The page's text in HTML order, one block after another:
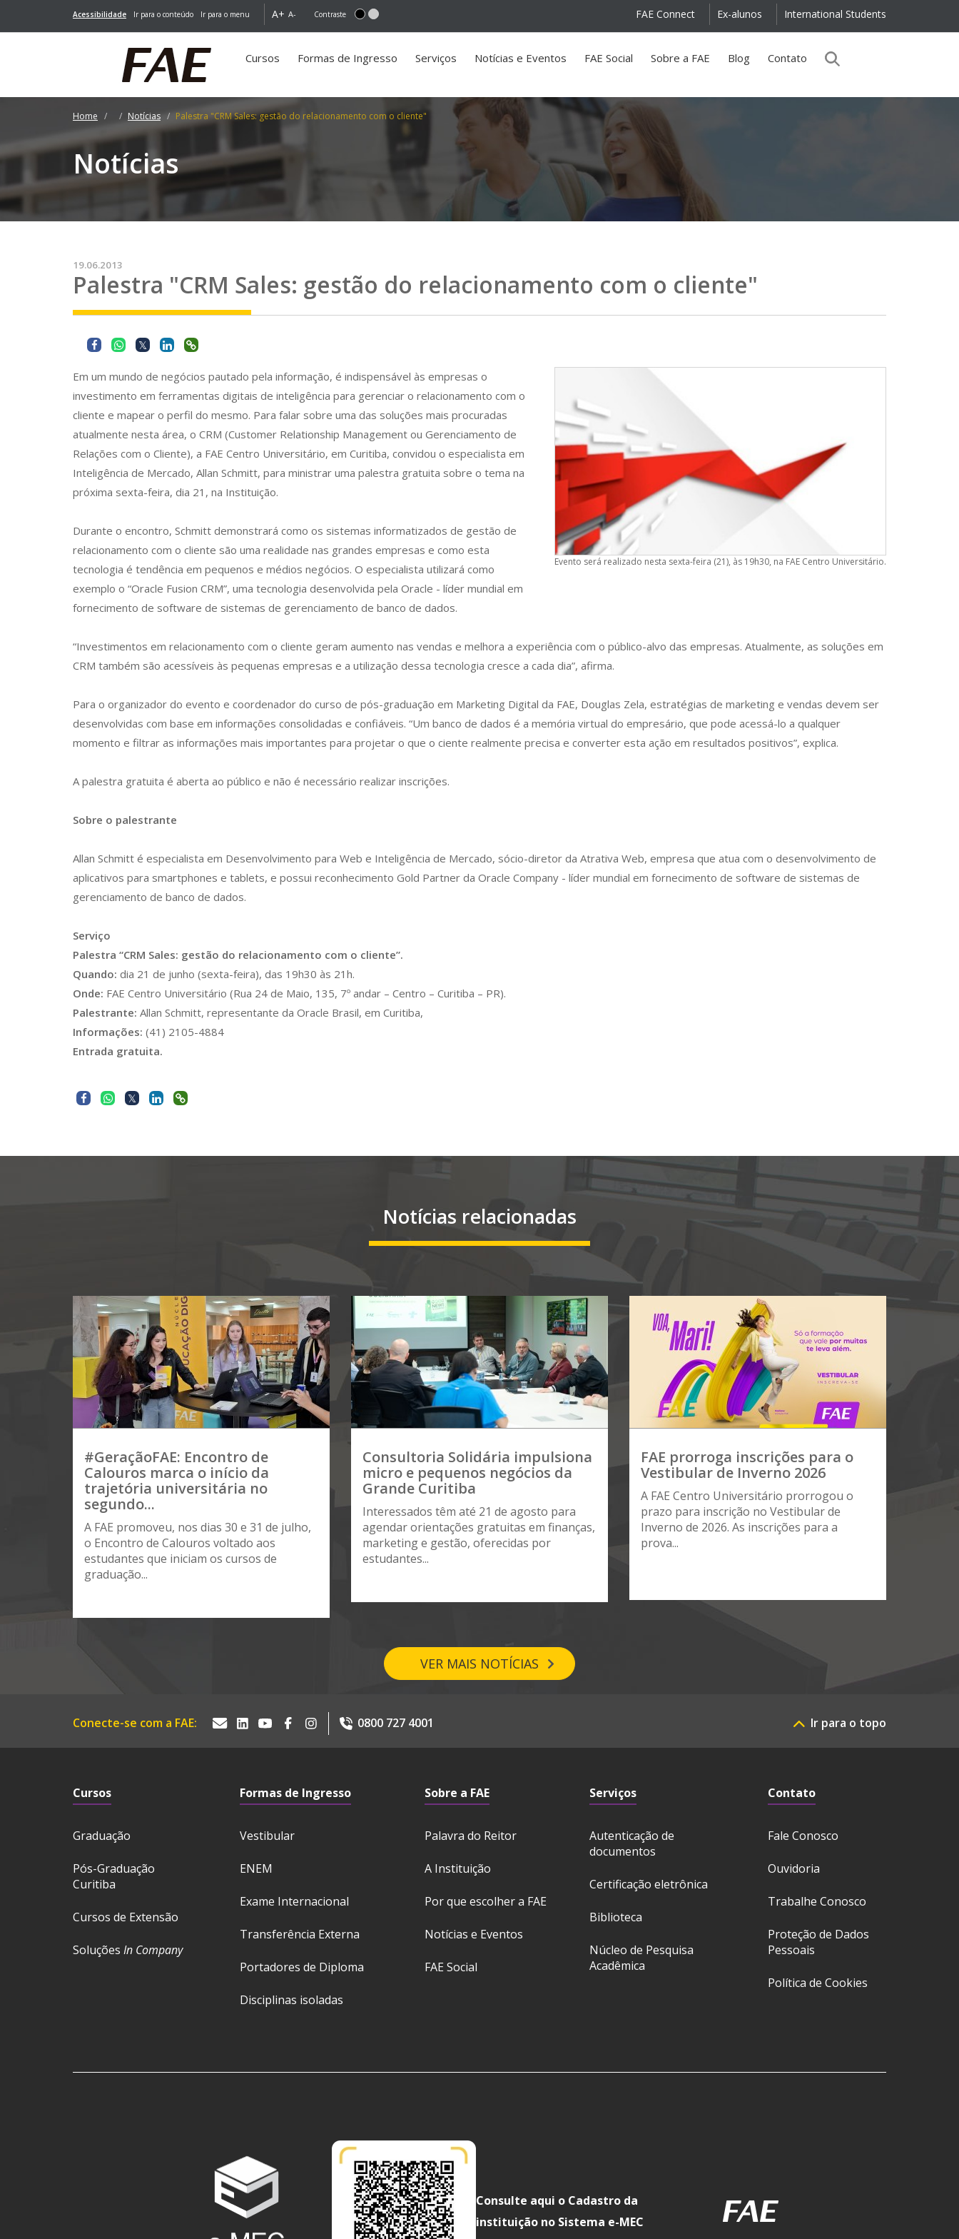
Acessibilidade Ir para o conteúdo Ir para o menu A+ A- Contraste International Students
Ex-alunos
FAE Connect
Cursos Formas de Ingresso Serviços Notícias e Eventos FAE Social Sobre a FAE Blog Contato
Home Notícias Palestra "CRM Sales: gestão do relacionamento com o cliente"
Notícias
19.06.2013
Palestra "CRM Sales: gestão do relacionamento com o cliente"
Evento será realizado nesta sexta-feira (21), às 19h30, na FAE Centro Universitário.
Em um mundo de negócios pautado pela informação, é indispensável às empresas o
investimento em ferramentas digitais de inteligência para gerenciar o relacionamento com o
cliente e mapear o perfil do mesmo. Para falar sobre uma das soluções mais procuradas
atualmente nesta área, o CRM (Customer Relationship Management ou Gerenciamento de
Relações com o Cliente), a FAE Centro Universitário, em Curitiba, convidou o especialista em
Inteligência de Mercado, Allan Schmitt, para ministrar uma palestra gratuita sobre o tema na
próxima sexta-feira, dia 21, na Instituição.
Durante o encontro, Schmitt demonstrará como os sistemas informatizados de gestão de
relacionamento com o cliente são uma realidade nas grandes empresas e como esta
tecnologia é tendência em pequenos e médios negócios. O especialista utilizará como
exemplo o “Oracle Fusion CRM”, uma tecnologia desenvolvida pela Oracle - líder mundial em
fornecimento de software de sistemas de gerenciamento de banco de dados.
“Investimentos em relacionamento com o cliente geram aumento nas vendas e melhora a experiência com o público-alvo das empresas. Atualmente, as soluções em
CRM também são acessíveis às pequenas empresas e a utilização dessa tecnologia cresce a cada dia”, afirma.
Para o organizador do evento e coordenador do curso de pós-graduação em Marketing Digital da FAE, Douglas Zela, estratégias de marketing e vendas devem ser
desenvolvidas com base em informações consolidadas e confiáveis. “Um banco de dados é a memória virtual do empresário, que pode acessá-lo a qualquer
momento e filtrar as informações mais importantes para projetar o que o ciente realmente precisa e converter esta ação em resultados positivos”, explica.
A palestra gratuita é aberta ao público e não é necessário realizar inscrições.
Sobre o palestrante
Allan Schmitt é especialista em Desenvolvimento para Web e Inteligência de Mercado, sócio-diretor da Atrativa Web, empresa que atua com o desenvolvimento de
aplicativos para smartphones e tablets, e possui reconhecimento Gold Partner da Oracle Company - líder mundial em fornecimento de software de sistemas de
gerenciamento de banco de dados.
Serviço
Palestra “CRM Sales: gestão do relacionamento com o cliente”.
Quando: dia 21 de junho (sexta-feira), das 19h30 às 21h.
Onde: FAE Centro Universitário (Rua 24 de Maio, 135, 7º andar – Centro – Curitiba – PR).
Palestrante: Allan Schmitt, representante da Oracle Brasil, em Curitiba,
Informações: (41) 2105-4884
Entrada gratuita.
Notícias relacionadas
#GeraçãoFAE: Encontro de
Calouros marca o início da
trajetória universitária no
segundo...
A FAE promoveu, nos dias 30 e 31 de julho,
o Encontro de Calouros voltado aos
estudantes que iniciam os cursos de
graduação...
Consultoria Solidária impulsiona
micro e pequenos negócios da
Grande Curitiba
Interessados têm até 21 de agosto para
agendar orientações gratuitas em finanças,
marketing e gestão, oferecidas por
estudantes...
FAE prorroga inscrições para o
Vestibular de Inverno 2026
A FAE Centro Universitário prorrogou o
prazo para inscrição no Vestibular de
Inverno de 2026. As inscrições para a
prova...
VER MAIS NOTÍCIAS
Conecte-se com a FAE: 0800 727 4001 Ir para o topo
Cursos
Graduação
Pós-Graduação
Curitiba
Cursos de Extensão
Soluções In Company
Formas de Ingresso
Vestibular
ENEM
Exame Internacional
Transferência Externa
Portadores de Diploma
Disciplinas isoladas
Sobre a FAE
Palavra do Reitor
A Instituição
Por que escolher a FAE
Notícias e Eventos
FAE Social
Serviços
Autenticação de
documentos
Certificação eletrônica
Biblioteca
Núcleo de Pesquisa
Acadêmica
Contato
Fale Conosco
Ouvidoria
Trabalhe Conosco
Proteção de Dados
Pessoais
Política de Cookies
Consulte aqui o Cadastro da
instituição no Sistema e-MEC